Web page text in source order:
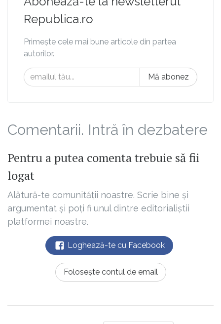
Republica.ro
Primește cele mai bune articole din partea
autorilor.
Mă abonez
Comentarii. Intră în dezbatere
Pentru a putea comenta trebuie să fii
logat
Alătură-te comunității noastre. Scrie bine și
argumentat și poți fi unul dintre editorialiștii
platformei noastre.
Loghează-te cu Facebook
Folosește contul de email